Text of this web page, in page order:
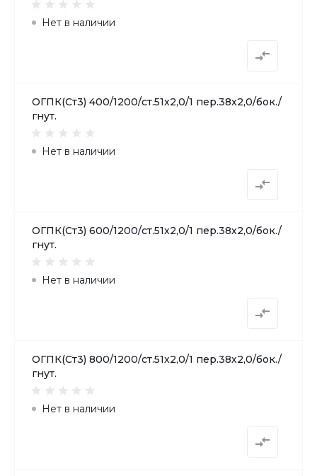
Нет в наличии
ОГПК(Ст3) 400/1200/ст.51х2,0/1 пер.38х2,0/бок./
гнут.
Нет в наличии
ОГПК(Ст3) 600/1200/ст.51х2,0/1 пер.38х2,0/бок./
гнут.
Нет в наличии
ОГПК(Ст3) 800/1200/ст.51х2,0/1 пер.38х2,0/бок./
гнут.
Нет в наличии